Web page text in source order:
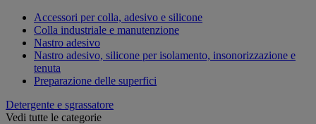
Accessori per colla, adesivo e silicone
Colla industriale e manutenzione
Nastro adesivo
Nastro adesivo, silicone per isolamento, insonorizzazione e
tenuta
Preparazione delle superfici
Detergente e sgrassatore
Vedi tutte le categorie